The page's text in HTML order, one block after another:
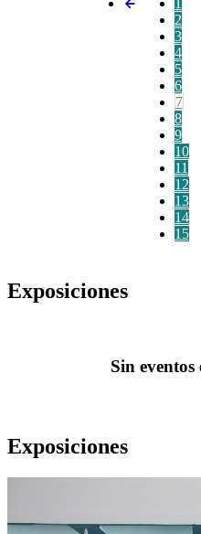
2
3
4
5
6
7
8
9
10
11
12
13
14
15
Exposiciones
Sin eventos
Exposiciones